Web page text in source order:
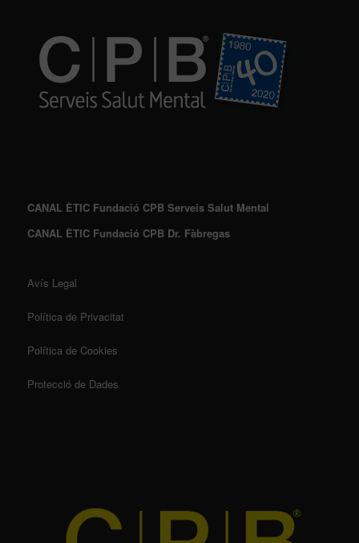
CANAL ÈTIC Fundació CPB Serveis Salut Mental
CANAL ÈTIC Fundació CPB Dr. Fàbregas
Avís Legal
Política de Privacitat
Política de Cookies
Protecció de Dades